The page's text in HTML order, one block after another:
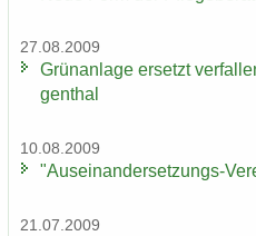
27.08.2009
Grün­an­la­ge er­setzt
gen­thal
10.08.2009
"Auseinandersetzungs-​
21.07.2009